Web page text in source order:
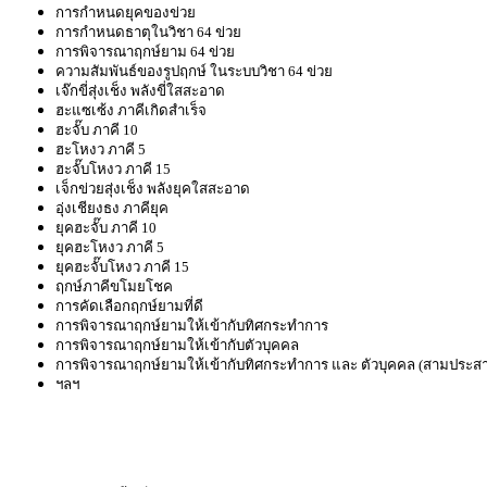
การกำหนดยุคของข่วย
การกำหนดธาตุในวิชา 64 ข่วย
การพิจารณาฤกษ์ยาม 64 ข่วย
ความสัมพันธ์ของรูปฤกษ์ ในระบบวิชา 64 ข่วย
เจ๊กขี่สุ่งเช็ง พลังขี่ใสสะอาด
ฮะแซเซ้ง ภาคีเกิดสำเร็จ
ฮะจั๊บ ภาคี 10
ฮะโหงว ภาคี 5
ฮะจั๊บโหงว ภาคี 15
เจ็กข่วยสุ่งเช็ง พลังยุคใสสะอาด
อุ่งเชียงธง ภาคียุค
ยุคฮะจั๊บ ภาคี 10
ยุคฮะโหงว ภาคี 5
ยุคฮะจั๊บโหงว ภาคี 15
ฤกษ์ภาคีขโมยโชค
การคัดเลือกฤกษ์ยามที่ดี
การพิจารณาฤกษ์ยามให้เข้ากับทิศกระทำการ
การพิจารณาฤกษ์ยามให้เข้ากับตัวบุคคล
การพิจารณาฤกษ์ยามให้เข้ากับทิศกระทำการ และ ตัวบุคคล (สามประส
ฯลฯ